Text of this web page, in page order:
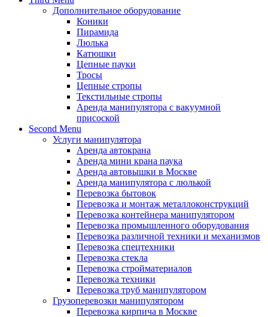
Дополнительное оборудование
Коники
Пирамида
Люлька
Катюшки
Цепные пауки
Тросы
Цепные стропы
Текстильные стропы
Аренда манипулятора с вакуумной
присоской
Second Menu
Услуги манипулятора
Аренда автокрана
Аренда мини крана паука
Аренда автовышки в Москве
Аренда манипулятора с люлькой
Перевозка бытовок
Перевозка и монтаж металлоконструкций
Перевозка контейнера манипулятором
Перевозка промышленного оборудования
Перевозка различной техники и механизмов
Перевозка спецтехники
Перевозка стекла
Перевозка стройматериалов
Перевозка техники
Перевозка труб манипулятором
Грузоперевозки манипулятором
Перевозка кирпича в Москве